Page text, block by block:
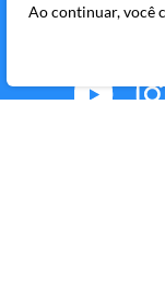
Ao continuar, você